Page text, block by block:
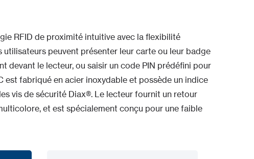
RFID de proximité intuitive avec la flexibilité
utilisateurs peuvent présenter leur carte ou leur badge
devant le lecteur, ou saisir un code PIN prédéfini pour
est fabriqué en acier inoxydable et possède un indice
vis de sécurité Diax®. Le lecteur fournit un retour
et est spécialement conçu pour une faible